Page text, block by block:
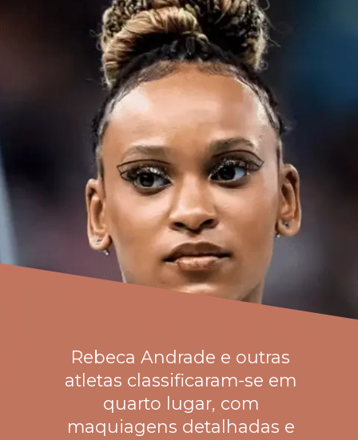
Rebeca Andrade e outras
atletas classificaram-se em
quarto lugar, com
maquiagens detalhadas e